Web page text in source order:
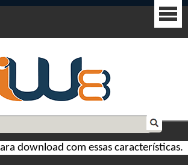
download com essas características.